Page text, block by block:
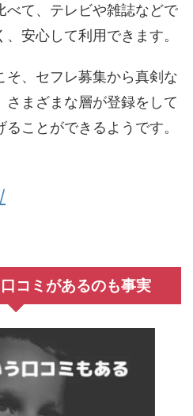
べて、テレビや雑誌などで
安心して利用できます。
そ、セフレ募集から真剣な
さまざまな層が登録をして
ことができるようです。
コミがあるのも事実